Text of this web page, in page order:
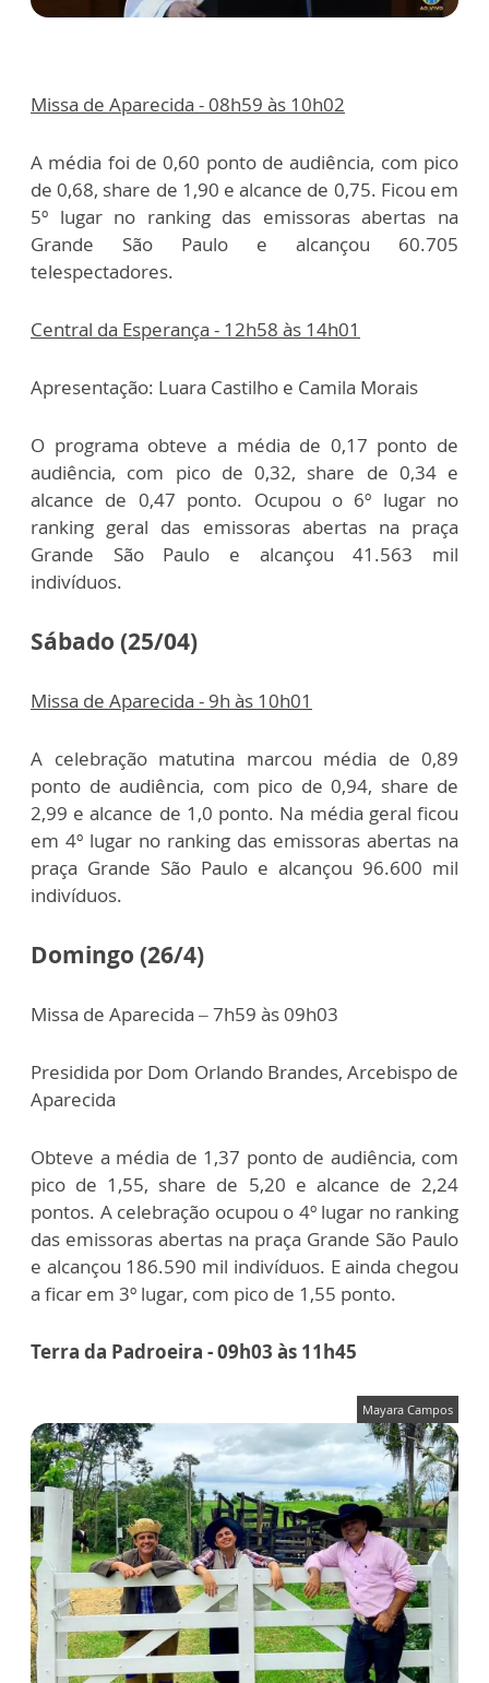
Missa de Aparecida - 08h59 às 10h02
A média foi de 0,60 ponto de audiência, com pico
de 0,68, share de 1,90 e alcance de 0,75. Ficou em
5º lugar no ranking das emissoras abertas na
Grande São Paulo e alcançou 60.705
telespectadores.
Central da Esperança - 12h58 às 14h01
Apresentação: Luara Castilho e Camila Morais
O programa obteve a média de 0,17 ponto de
audiência, com pico de 0,32, share de 0,34 e
alcance de 0,47 ponto. Ocupou o 6º lugar no
ranking geral das emissoras abertas na praça
Grande São Paulo e alcançou 41.563 mil
indivíduos.
Sábado (25/04)
Missa de Aparecida - 9h às 10h01
A celebração matutina marcou média de 0,89
ponto de audiência, com pico de 0,94, share de
2,99 e alcance de 1,0 ponto. Na média geral ficou
em 4º lugar no ranking das emissoras abertas na
praça Grande São Paulo e alcançou 96.600 mil
indivíduos.
Domingo (26/4)
Missa de Aparecida – 7h59 às 09h03
Presidida por Dom Orlando Brandes, Arcebispo de
Aparecida
Obteve a média de 1,37 ponto de audiência, com
pico de 1,55, share de 5,20 e alcance de 2,24
pontos. A celebração ocupou o 4º lugar no ranking
das emissoras abertas na praça Grande São Paulo
e alcançou 186.590 mil indivíduos. E ainda chegou
a ficar em 3º lugar, com pico de 1,55 ponto.
Terra da Padroeira - 09h03 às 11h45
Mayara Campos